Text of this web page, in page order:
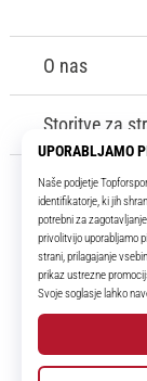
Že več kot 16 let
O nas
Storitve za